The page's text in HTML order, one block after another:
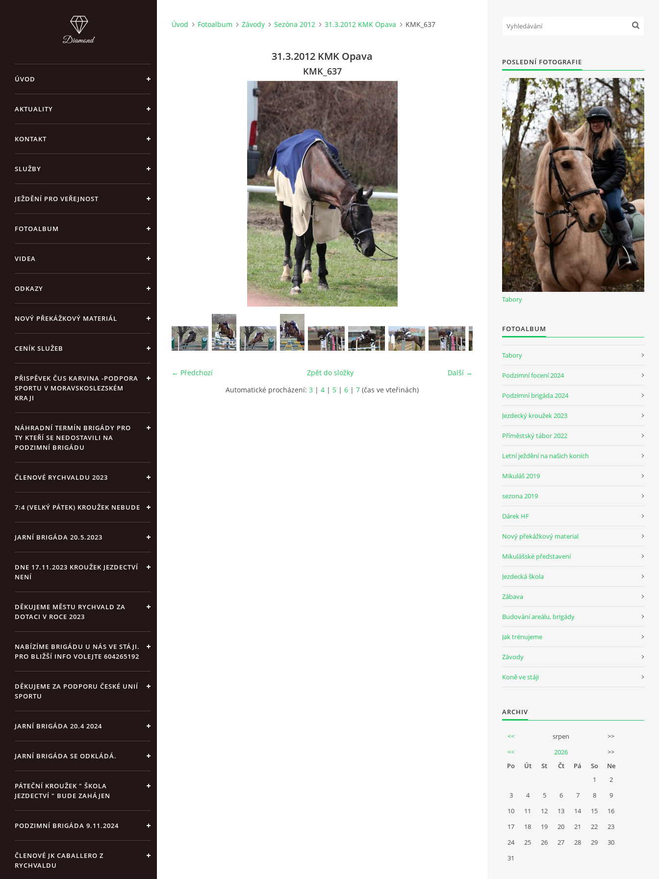
ÚVOD
AKTUALITY
KONTAKT
SLUŽBY
JEŽDĚNÍ PRO VEŘEJNOST
FOTOALBUM
VIDEA
ODKAZY
NOVÝ PŘEKÁŽKOVÝ MATERIÁL
CENÍK SLUŽEB
PŘISPĚVEK ČUS KARVINA -PODPORA
SPORTU V MORAVSKOSLEZSKÉM
KRAJI
NÁHRADNÍ TERMÍN BRIGÁDY PRO
TY KTEŘÍ SE NEDOSTAVILI NA
PODZIMNÍ BRIGÁDU
ČLENOVÉ RYCHVALDU 2023
7:4 (VELKÝ PÁTEK) KROUŽEK NEBUDE
JARNÍ BRIGÁDA 20.5.2023
DNE 17.11.2023 KROUŽEK JEZDECTVÍ
NENÍ
DĚKUJEME MĚSTU RYCHVALD ZA
DOTACI V ROCE 2023
NABÍZÍME BRIGÁDU U NÁS VE STÁJI.
PRO BLIŽŠÍ INFO VOLEJTE 604265192
DĚKUJEME ZA PODPORU ČESKÉ UNIÍ
SPORTU
JARNÍ BRIGÁDA 20.4 2024
JARNÍ BRIGÁDA SE ODKLÁDÁ.
PÁTEČNÍ KROUŽEK " ŠKOLA
JEZDECTVÍ " BUDE ZAHÁJEN
PODZIMNÍ BRIGÁDA 9.11.2024
ČLENOVÉ JK CABALLERO Z
RYCHVALDU
Úvod Fotoalbum Závody Sezóna 2012 31.3.2012 KMK Opava KMK_637
31.3.2012 KMK Opava
KMK_637
← Předchozí Další →
Zpět do složky
Automatické procházení: 3 | 4 | 5 | 6 | 7 (čas ve vteřinách)
POSLEDNÍ FOTOGRAFIE
Tabory
FOTOALBUM
Tabory
Podzimní focení 2024
Podzimní brigáda 2024
Jezdecký kroužek 2023
Příměstský tábor 2022
Letní ježdění na našich koních
Mikuláš 2019
sezona 2019
Dárek HF
Nový překážkový material
Mikulášské představení
Jezdecká škola
Zábava
Budování areálu, brigády
Jak trénujeme
Závody
Koně ve stáji
ARCHIV
<< srpen
>>
<<
2026
>>
Po
Út St Čt Pá So
Ne
1
2
3
4 5 6 7 8
9
10
11 12 13 14 15
16
17
18 19 20 21 22
23
24
25 26 27 28 29
30
31